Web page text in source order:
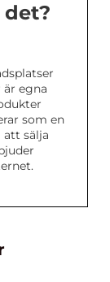
egna
som en
sälja